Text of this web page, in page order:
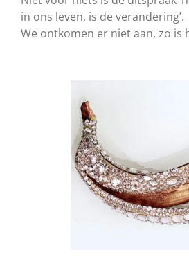
in ons leven, is de verandering’.
We ontkomen er niet aan, zo is